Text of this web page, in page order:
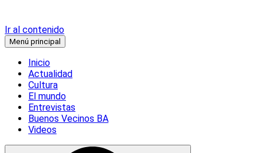
Ir al contenido
Menú principal
Inicio
Actualidad
Cultura
El mundo
Entrevistas
Buenos Vecinos BA
Videos